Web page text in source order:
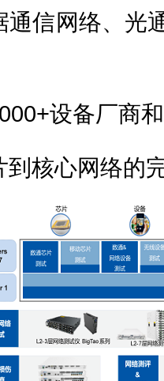
通信网络、光
设备厂商
到核心网络的